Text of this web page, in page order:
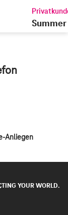
Cart
Summer
Anliegen
YOUR WORLD.